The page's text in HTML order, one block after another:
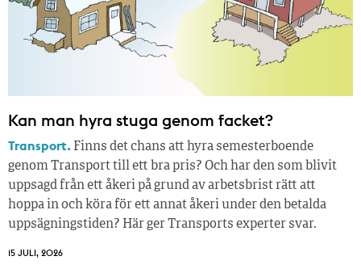
Kan man hyra stuga genom facket?
Transport. Finns det chans att hyra semesterboende
genom Transport till ett bra pris? Och har den som blivit
uppsagd från ett åkeri på grund av arbetsbrist rätt att
hoppa in och köra för ett annat åkeri under den betalda
uppsägningstiden? Här ger Transports experter svar.
15 JULI, 2026